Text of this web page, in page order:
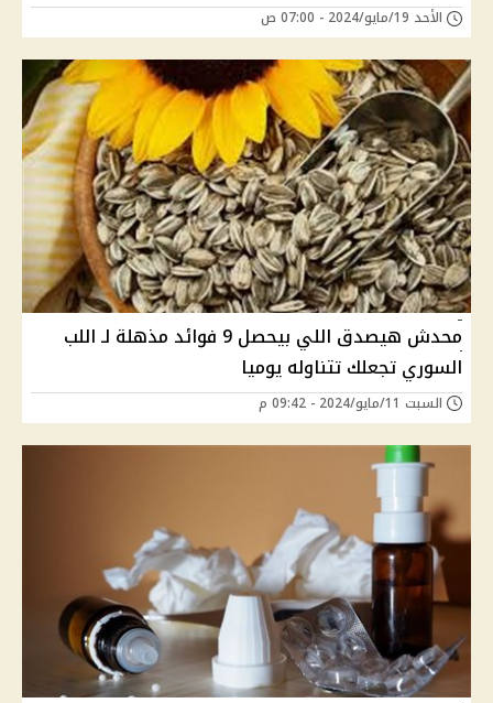
الأحد 19/مايو/2024 - 07:00 ص
محدش هيصدق اللي بيحصل 9 فوائد مذهلة لـ اللب
السوري تجعلك تتناوله يوميا
السبت 11/مايو/2024 - 09:42 م